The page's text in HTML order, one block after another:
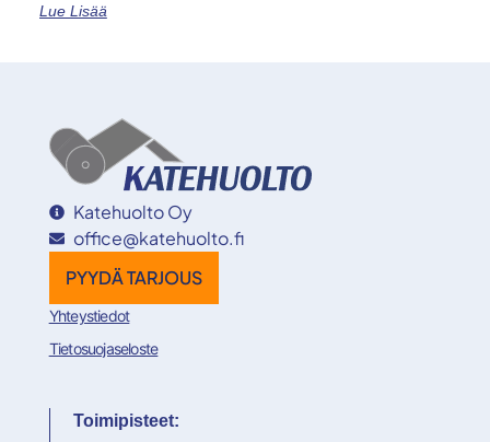
Lue Lisää
Katehuolto Oy
office@katehuolto.fi
PYYDÄ TARJOUS
Yhteystiedot
Tietosuojaseloste
Toimipisteet: